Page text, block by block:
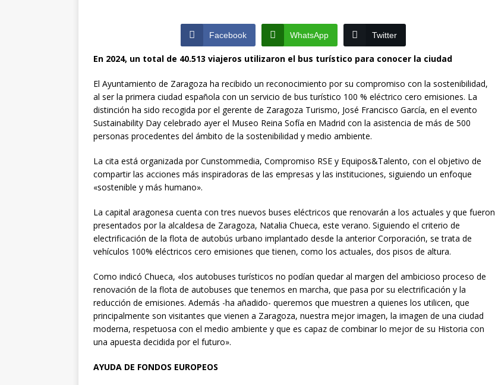
interceptaron poco después de robar en el interior de más de media docena de
vehículos
ZARAGOZA
Facebook WhatsApp Twitter
En 2024, un total de 40.513 viajeros utilizaron el bus turístico para conocer la ciudad
El Ayuntamiento de Zaragoza ha recibido un reconocimiento por su compromiso con la sostenibilidad,
al ser la primera ciudad española con un servicio de bus turístico 100 % eléctrico cero emisiones. La
distinción ha sido recogida por el gerente de Zaragoza Turismo, José Francisco García, en el evento
Sustainability Day celebrado ayer el Museo Reina Sofía en Madrid con la asistencia de más de 500
personas procedentes del ámbito de la sostenibilidad y medio ambiente.
La cita está organizada por Cunstommedia, Compromiso RSE y Equipos&Talento, con el objetivo de
compartir las acciones más inspiradoras de las empresas y las instituciones, siguiendo un enfoque
«sostenible y más humano».
La capital aragonesa cuenta con tres nuevos buses eléctricos que renovarán a los actuales y que fueron
presentados por la alcaldesa de Zaragoza, Natalia Chueca, este verano. Siguiendo el criterio de
electrificación de la flota de autobús urbano implantado desde la anterior Corporación, se trata de
vehículos 100% eléctricos cero emisiones que tienen, como los actuales, dos pisos de altura.
Como indicó Chueca, «los autobuses turísticos no podían quedar al margen del ambicioso proceso de
renovación de la flota de autobuses que tenemos en marcha, que pasa por su electrificación y la
reducción de emisiones. Además -ha añadido- queremos que muestren a quienes los utilicen, que
principalmente son visitantes que vienen a Zaragoza, nuestra mejor imagen, la imagen de una ciudad
moderna, respetuosa con el medio ambiente y que es capaz de combinar lo mejor de su Historia con
una apuesta decidida por el futuro».
AYUDA DE FONDOS EUROPEOS